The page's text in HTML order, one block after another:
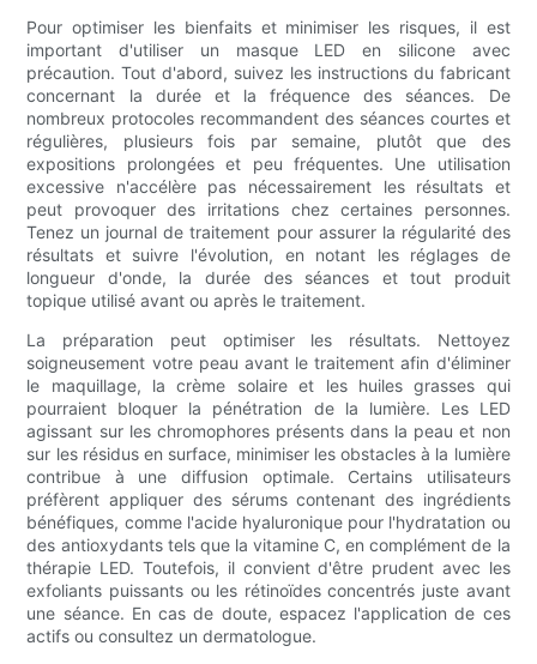
Pour optimiser les bienfaits et minimiser les risques, il est
important d'utiliser un masque LED en silicone avec
précaution. Tout d'abord, suivez les instructions du fabricant
concernant la durée et la fréquence des séances. De
nombreux protocoles recommandent des séances courtes et
régulières, plusieurs fois par semaine, plutôt que des
expositions prolongées et peu fréquentes. Une utilisation
excessive n'accélère pas nécessairement les résultats et
peut provoquer des irritations chez certaines personnes.
Tenez un journal de traitement pour assurer la régularité des
résultats et suivre l'évolution, en notant les réglages de
longueur d'onde, la durée des séances et tout produit
topique utilisé avant ou après le traitement.
La préparation peut optimiser les résultats. Nettoyez
soigneusement votre peau avant le traitement afin d'éliminer
le maquillage, la crème solaire et les huiles grasses qui
pourraient bloquer la pénétration de la lumière. Les LED
agissant sur les chromophores présents dans la peau et non
sur les résidus en surface, minimiser les obstacles à la lumière
contribue à une diffusion optimale. Certains utilisateurs
préfèrent appliquer des sérums contenant des ingrédients
bénéfiques, comme l'acide hyaluronique pour l'hydratation ou
des antioxydants tels que la vitamine C, en complément de la
thérapie LED. Toutefois, il convient d'être prudent avec les
exfoliants puissants ou les rétinoïdes concentrés juste avant
une séance. En cas de doute, espacez l'application de ces
actifs ou consultez un dermatologue.